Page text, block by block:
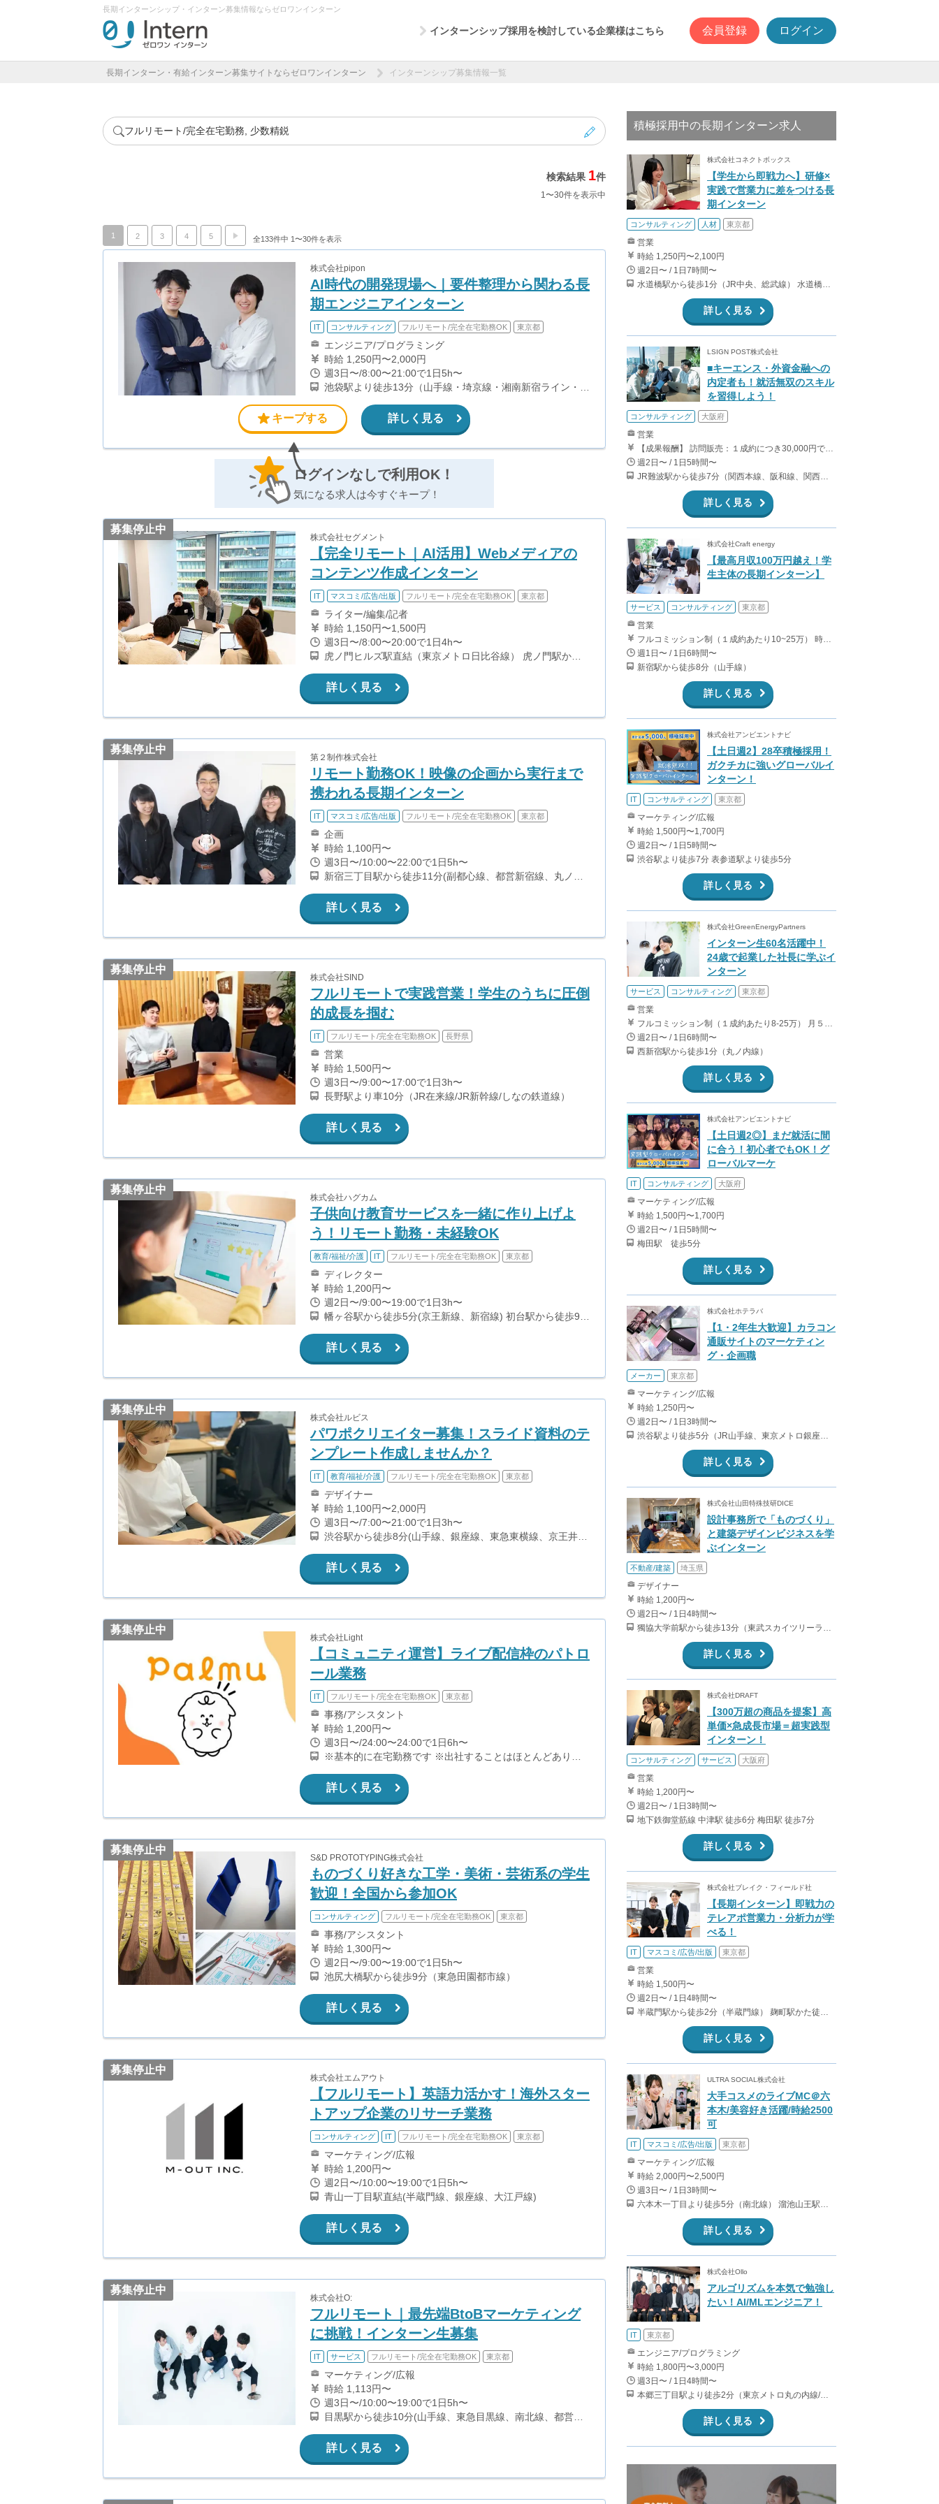
長期インターンシップ・インターン募集情報ならゼロワンインターン
インターンシップ採用を検討している企業様はこちら 会員登録 ログイン
長期インターン・有給インターン募集サイトならゼロワンインターン インターンシップ募集情報一覧
フルリモート/完全在宅勤務, 少数精鋭
検索結果 1件
1〜30件を表示中
1 2 3 4 5 全133件中 1〜30件を表示
株式会社pipon
AI時代の開発現場へ｜要件整理から関わる長
期エンジニアインターン
IT コンサルティング フルリモート/完全在宅勤務OK 東京都
エンジニア/プログラミング
時給 1,250円〜2,000円
週3日〜/8:00〜21:00で1日5h〜
池袋駅より徒歩13分（山手線・埼京線・湘南新宿ライン・東
キープする 詳しく見る
ログインなしで利用OK！
気になる求人は今すぐキープ！
募集停止中
株式会社セグメント
【完全リモート｜AI活用】Webメディアの
コンテンツ作成インターン
IT マスコミ/広告/出版 フルリモート/完全在宅勤務OK 東京都
ライター/編集/記者
時給 1,150円〜1,500円
週3日〜/8:00〜20:00で1日4h〜
虎ノ門ヒルズ駅直結（東京メトロ日比谷線） 虎ノ門駅から
詳しく見る
募集停止中
第２制作株式会社
リモート勤務OK！映像の企画から実行まで
携われる長期インターン
IT マスコミ/広告/出版 フルリモート/完全在宅勤務OK 東京都
企画
時給 1,100円〜
週3日〜/10:00〜22:00で1日5h〜
新宿三丁目駅から徒歩11分(副都心線、都営新宿線、丸ノ内
徒歩8分(丸ノ内線) 曙橋駅から徒歩11分(都営新宿線)
詳しく見る
募集停止中
株式会社SIND
フルリモートで実践営業！学生のうちに圧倒
的成長を掴む
IT フルリモート/完全在宅勤務OK 長野県
営業
時給 1,500円〜
週3日〜/9:00〜17:00で1日3h〜
長野駅より車10分（JR在来線/JR新幹線/しなの鉄道線）
詳しく見る
募集停止中
株式会社ハグカム
子供向け教育サービスを一緒に作り上げよ
う！リモート勤務・未経験OK
教育/福祉/介護 IT フルリモート/完全在宅勤務OK 東京都
ディレクター
時給 1,200円〜
週2日〜/9:00〜19:00で1日3h〜
幡ヶ谷駅から徒歩5分(京王新線、新宿線) 初台駅から徒歩9分
詳しく見る
募集停止中
株式会社ルビス
パワポクリエイター募集！スライド資料のテ
ンプレート作成しませんか？
IT 教育/福祉/介護 フルリモート/完全在宅勤務OK 東京都
デザイナー
時給 1,100円〜2,000円
週3日〜/7:00〜21:00で1日3h〜
渋谷駅から徒歩8分(山手線、銀座線、東急東横線、京王井の
詳しく見る
募集停止中
株式会社Light
【コミュニティ運営】ライブ配信枠のパトロ
ール業務
IT フルリモート/完全在宅勤務OK 東京都
事務/アシスタント
時給 1,200円〜
週3日〜/24:00〜24:00で1日6h〜
※基本的に在宅勤務です ※出社することはほとんどありま
詳しく見る
募集停止中
S&D PROTOTYPING株式会社
ものづくり好きな工学・美術・芸術系の学生
歓迎！全国から参加OK
コンサルティング フルリモート/完全在宅勤務OK 東京都
事務/アシスタント
時給 1,300円〜
週2日〜/9:00〜19:00で1日5h〜
池尻大橋駅から徒歩9分（東急田園都市線）
詳しく見る
募集停止中
株式会社エムアウト
【フルリモート】英語力活かす！海外スター
トアップ企業のリサーチ業務
コンサルティング IT フルリモート/完全在宅勤務OK 東京都
マーケティング/広報
時給 1,200円〜
週2日〜/10:00〜19:00で1日5h〜
青山一丁目駅直結(半蔵門線、銀座線、大江戸線)
詳しく見る
募集停止中
株式会社O:
フルリモート｜最先端BtoBマーケティング
に挑戦！インターン生募集
IT サービス フルリモート/完全在宅勤務OK 東京都
マーケティング/広報
時給 1,113円〜
週3日〜/10:00〜19:00で1日5h〜
目黒駅から徒歩10分(山手線、東急目黒線、南北線、都営三
詳しく見る
積極採用中の長期インターン求人
株式会社コネクトボックス
【学生から即戦力へ】研修×
実践で営業力に差をつける長
期インターン
コンサルティング 人材 東京都
営業
時給 1,250円〜2,100円
週2日〜 / 1日7時間〜
水道橋駅から徒歩1分（JR中央、総武線） 水道橋駅から徒歩6分（都営三田線）
詳しく見る
LSIGN POST株式会社
■キーエンス・外資金融への
内定者も！就活無双のスキル
を習得しよう！
コンサルティング 大阪府
営業
【成果報酬】 訪問販売：１成約につき30,000円です。 例えば、光インターネットの成約であれば、平均的に2.5日で1件の契約が見込めます。（12,000円/1日6時間稼働） ＜月収例＞月に100万以上稼ぐ方もいます！ ・月5件成約：150,000円 ・月15件成約：450,000円 ・月30成約：900,000円➕マネジメントインセンティブ300,000円 合計1,200,000円 時給換算で2,000円程度が、平均的なインターン生の報酬となっています。
週2日〜 / 1日5時間〜
JR難波駅から徒歩7分（関西本線、阪和線、関西空港線） 大阪難波駅から徒歩13分（近鉄奈良線、阪神なんば線） 桜川駅から徒歩4分（大阪メトロ千日前線、阪神なんば線）
詳しく見る
株式会社Craft energy
【最高月収100万円越え！学
生主体の長期インターン】
サービス コンサルティング 東京都
営業
週1日〜 / 1日6時間〜
新宿駅から徒歩8分（山手線）
詳しく見る
株式会社アンビエントナビ
【土日週2】28卒積極採用！
ガクチカに強いグローバルイ
ンターン！
IT コンサルティング 東京都
マーケティング/広報
時給 1,500円〜1,700円
週2日〜 / 1日5時間〜
渋谷駅より徒歩7分 表参道駅より徒歩5分
詳しく見る
株式会社GreenEnergyPartners
インターン生60名活躍中！
24歳で起業した社長に学ぶイ
ンターン
サービス コンサルティング 東京都
営業
週2日〜 / 1日6時間〜
西新宿駅から徒歩1分（丸ノ内線）
詳しく見る
株式会社アンビエントナビ
【土日週2◎】まだ就活に間
に合う！初心者でもOK！グ
ローバルマーケ
IT コンサルティング 大阪府
マーケティング/広報
時給 1,500円〜1,700円
週2日〜 / 1日5時間〜
梅田駅 徒歩5分
詳しく見る
株式会社ホテラバ
【1・2年生大歓迎】カラコン
通販サイトのマーケティン
グ・企画職
メーカー 東京都
マーケティング/広報
時給 1,250円〜
週2日〜 / 1日3時間〜
詳しく見る
株式会社山田特殊技研DICE
設計事務所で「ものづくり」
と建築デザインビジネスを学
ぶインターン
不動産/建築 埼玉県
デザイナー
時給 1,200円〜
週2日〜 / 1日4時間〜
詳しく見る
株式会社DRAFT
【300万超の商品を提案】高
単価×急成長市場＝超実践型
インターン！
コンサルティング サービス 大阪府
営業
時給 1,200円〜
週2日〜 / 1日3時間〜
地下鉄御堂筋線 中津駅 徒歩6分 梅田駅 徒歩7分
詳しく見る
株式会社ブレイク・フィールド社
【長期インターン】即戦力の
テレアポ営業力・分析力が学
べる！
IT マスコミ/広告/出版 東京都
営業
時給 1,500円〜
週2日〜 / 1日4時間〜
詳しく見る
ULTRA SOCIAL株式会社
大手コスメのライブMC＠六
本木/美容好き活躍/時給2500
可
IT マスコミ/広告/出版 東京都
マーケティング/広報
時給 2,000円〜2,500円
週3日〜 / 1日3時間〜
詳しく見る
株式会社Ollo
アルゴリズムを本気で勉強し
たい！AI/MLエンジニア！
IT 東京都
エンジニア/プログラミング
時給 1,800円〜3,000円
週3日〜 / 1日4時間〜
本郷三丁目駅より徒歩2分（東京メトロ丸の内線/都営地下鉄大江戸線）
詳しく見る